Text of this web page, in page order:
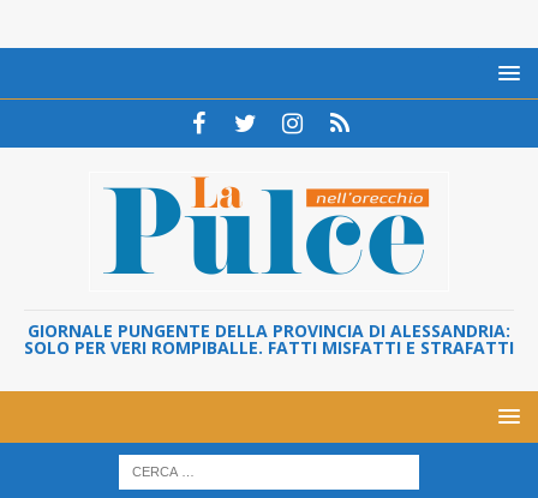
GIORNALE PUNGENTE DELLA PROVINCIA DI ALESSANDRIA:
SOLO PER VERI ROMPIBALLE. FATTI MISFATTI E STRAFATTI